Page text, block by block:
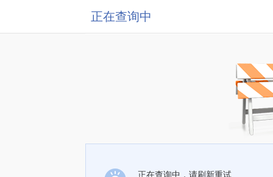
正在查询中
正在查询中，请刷新重试